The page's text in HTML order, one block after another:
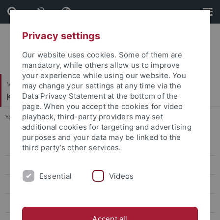
Skip
to
content
Skip
to
footer
Mathematisch-Naturwissenschaftliche Fakultät
Klinische Psychologie und Psychotherapie
You are here: Startseite ... Dr. Philipp Schröder
Prof. Dr. Jennifer Svaldi
Verwaltung
Privacy settings
Our website uses cookies. Some of them are
mandatory, while others allow us to improve
your experience while using our website. You
may change your settings at any time via the
Data Privacy Statement at the bottom of the
page. When you accept the cookies for video
playback, third-party providers may set
additional cookies for targeting and advertising
purposes and your data may be linked to the
third party’s other services.
Essential Videos